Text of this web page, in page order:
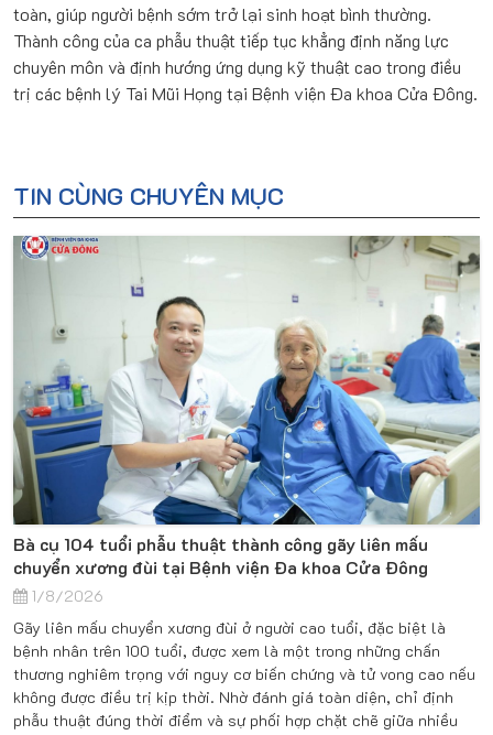
toàn, giúp người bệnh sớm trở lại sinh hoạt bình thường.
Thành công của ca phẫu thuật tiếp tục khẳng định năng lực
chuyên môn và định hướng ứng dụng kỹ thuật cao trong điều
trị các bệnh lý Tai Mũi Họng tại Bệnh viện Đa khoa Cửa Đông.
TIN CÙNG CHUYÊN MỤC
Bà cụ 104 tuổi phẫu thuật thành công gãy liên mấu
chuyển xương đùi tại Bệnh viện Đa khoa Cửa Đông
1/8/2026
Gãy liên mấu chuyển xương đùi ở người cao tuổi, đặc biệt là
bệnh nhân trên 100 tuổi, được xem là một trong những chấn
thương nghiêm trọng với nguy cơ biến chứng và tử vong cao nếu
không được điều trị kịp thời. Nhờ đánh giá toàn diện, chỉ định
phẫu thuật đúng thời điểm và sự phối hợp chặt chẽ giữa nhiều